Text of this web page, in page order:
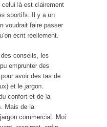
là est clairement
sportifs. Il y a un
voudrait faire passer
écrit réellement.
conseils, les
emprunter des
avoir des tas de
et le jargon.
confort et de la
Mais de la
commercial. Moi